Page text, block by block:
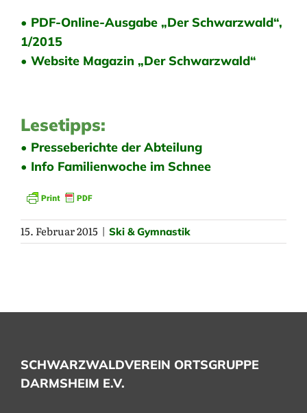
• PDF-Online-Ausgabe „Der Schwarzwald“,
1/2015
• Website Magazin „Der Schwarzwald“
Lesetipps:
• Presseberichte der Abteilung
• Info Familienwoche im Schnee
15. Februar 2015 | Ski & Gymnastik
SCHWARZWALDVEREIN ORTSGRUPPE
DARMSHEIM E.V.